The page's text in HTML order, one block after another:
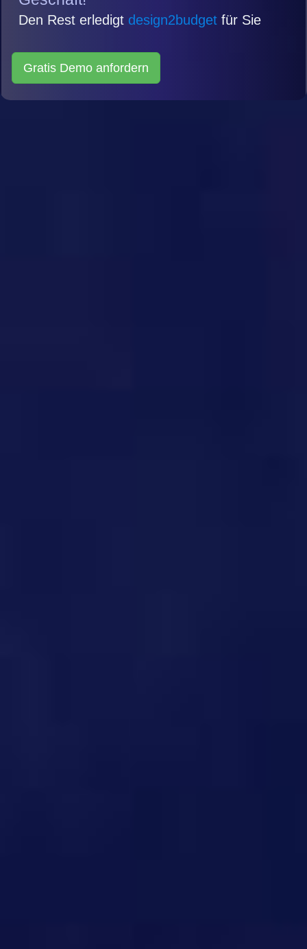
Den Rest erledigt design2budget für Sie
Gratis Demo anfordern